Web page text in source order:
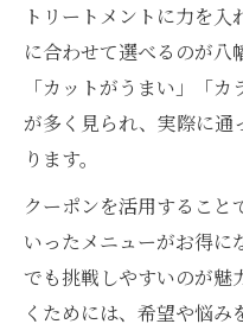
トリートメントに力を
に合わせて選べるのが八
「カットがうまい」「
が多く見られ、実際に通
ります。
クーポンを活用すること
いったメニューがお得に
でも挑戦しやすいのが魅
くためには、希望や悩